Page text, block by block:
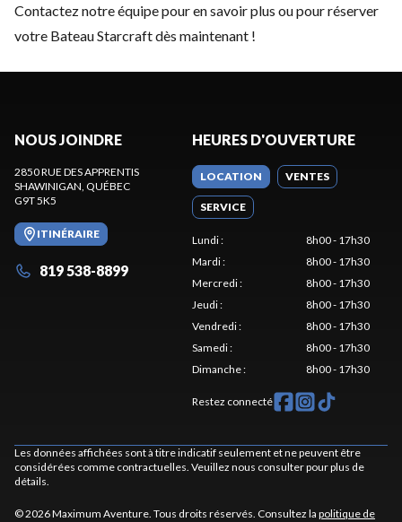
Contactez notre équipepour en savoir plus ou pour réserver
votre Bateau Starcraft dès maintenant !
NOUS JOINDRE
2850 RUE DES APPRENTIS
SHAWINIGAN , QUÉBEC
G9T 5K5
ITINÉRAIRE
819 538-8899
HEURES D'OUVERTURE
LOCATION VENTES
SERVICE
Lundi:
8h00 - 17h30
Mardi:
8h00 - 17h30
Mercredi:
8h00 - 17h30
Jeudi:
8h00 - 17h30
Vendredi:
8h00 - 17h30
Samedi:
8h00 - 17h30
Dimanche: 8h00 - 17h30
Restez connecté
Les données affichées sont à titre indicatif seulement et ne peuvent être
considérées comme contractuelles. Veuillez nous consulter pour plus de
détails.
© 2026 Maximum Aventure. Tous droits réservés. Consultez la politique de